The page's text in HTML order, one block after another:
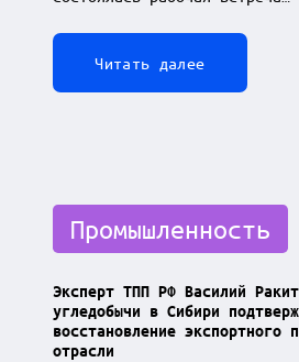
Читать далее
Posted
in
Промышленность
Эксперт ТПП РФ Василий
угледобычи в Сибири
восстановление экспортного
отрасли